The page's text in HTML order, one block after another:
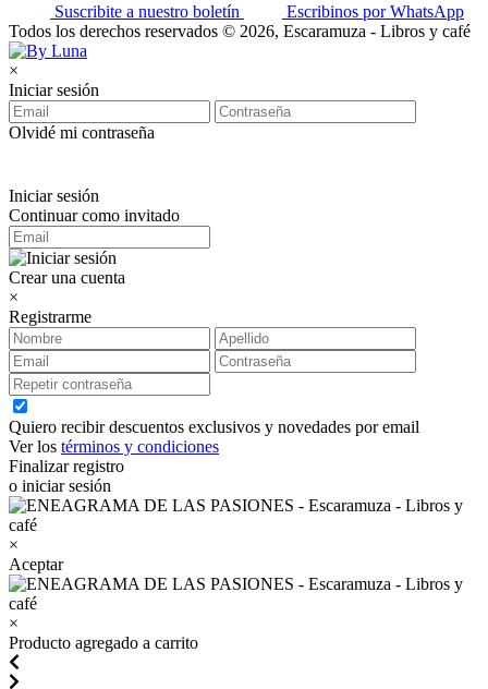
Suscribite a nuestro boletín
Escribinos por WhatsApp
Todos los derechos reservados © 2026, Escaramuza - Libros y café
×
Iniciar sesión
Olvidé mi contraseña
Iniciar sesión
Continuar como invitado
Crear una cuenta
×
Registrarme
Quiero recibir descuentos exclusivos y novedades por email
Ver los términos y condiciones
Finalizar registro
o iniciar sesión
×
Aceptar
×
Producto agregado a carrito